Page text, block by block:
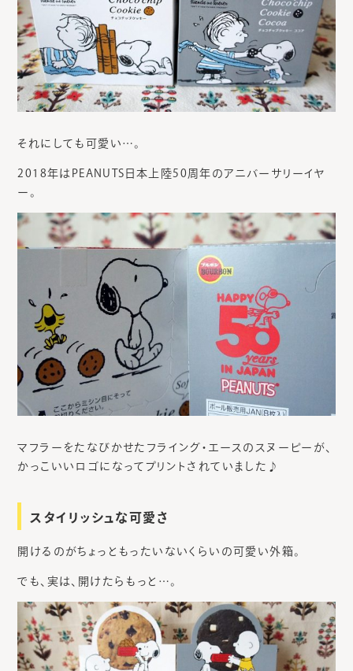
それにしても可愛い…。
2018年はPEANUTS日本上陸50周年のアニバーサリーイヤ
ー。
マフラーをたなびかせたフライング・エースのスヌーピーが、
かっこいいロゴになってプリントされていました♪
スタイリッシュな可愛さ
開けるのがちょっともったいないくらいの可愛い外箱。
でも、実は、開けたらもっと…。